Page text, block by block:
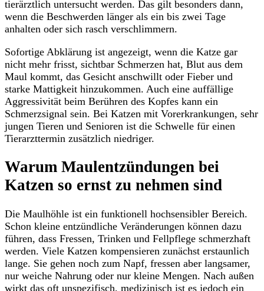
tierärztlich untersucht werden. Das gilt besonders dann,
wenn die Beschwerden länger als ein bis zwei Tage
anhalten oder sich rasch verschlimmern.
Sofortige Abklärung ist angezeigt, wenn die Katze gar
nicht mehr frisst, sichtbar Schmerzen hat, Blut aus dem
Maul kommt, das Gesicht anschwillt oder Fieber und
starke Mattigkeit hinzukommen. Auch eine auffällige
Aggressivität beim Berühren des Kopfes kann ein
Schmerzsignal sein. Bei Katzen mit Vorerkrankungen, sehr
jungen Tieren und Senioren ist die Schwelle für einen
Tierarzttermin zusätzlich niedriger.
Warum Maulentzündungen bei
Katzen so ernst zu nehmen sind
Die Maulhöhle ist ein funktionell hochsensibler Bereich.
Schon kleine entzündliche Veränderungen können dazu
führen, dass Fressen, Trinken und Fellpflege schmerzhaft
werden. Viele Katzen kompensieren zunächst erstaunlich
lange. Sie gehen noch zum Napf, fressen aber langsamer,
nur weiche Nahrung oder nur kleine Mengen. Nach außen
wirkt das oft unspezifisch, medizinisch ist es jedoch ein